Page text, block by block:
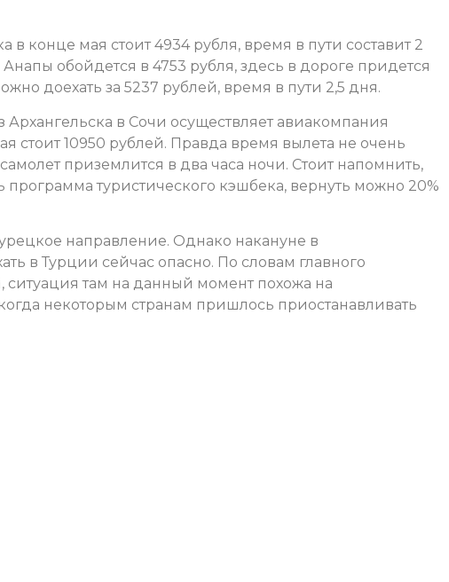
конце мая стоит 4934 рубля, время в пути составит 2
обойдется в 4753 рубля, здесь в дороге придется
доехать за 5237 рублей, время в пути 2,5 дня.
Архангельска в Сочи осуществляет авиакомпания
стоит 10950 рублей. Правда время вылета не очень
приземлится в два часа ночи. Стоит напомнить,
программа туристического кэшбека, вернуть можно 20%
направление. Однако накануне в
в Турции сейчас опасно. По словам главного
там на данный момент похожа на
некоторым странам пришлось приостанавливать